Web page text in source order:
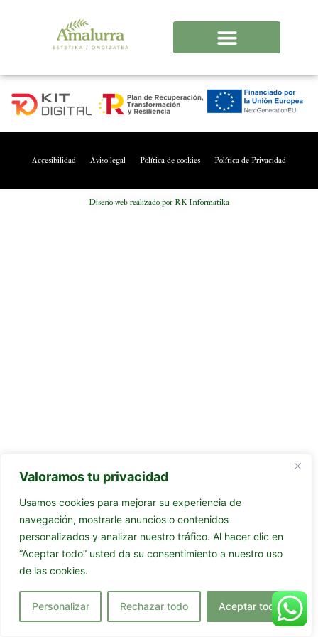
Valoramos tu privacidad
Usamos cookies para mejorar su experiencia de
navegación, mostrarle anuncios o contenidos
personalizados y analizar nuestro tráfico. Al hacer clic en
“Aceptar todo” usted da su consentimiento a nuestro uso
de las cookies.
Personalizar Rechazar todo Aceptar todo
Accesibilidad Aviso legal Política de cookies Política de Privacidad
Diseño web realizado por RK Informatika